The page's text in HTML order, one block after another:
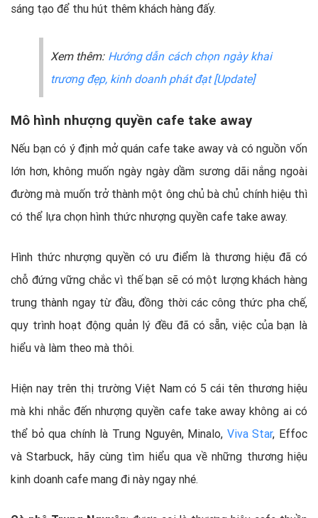
sáng tạo để thu hút thêm khách hàng đấy.
Xem thêm: Hướng dẫn cách chọn ngày khai
trương đẹp, kinh doanh phát đạt [Update]
Mô hình nhượng quyền cafe take away
Nếu bạn có ý định mở quán cafe take away và có nguồn vốn
lớn hơn, không muốn ngày ngày dầm sương dãi nắng ngoài
đường mà muốn trở thành một ông chủ bà chủ chính hiệu thì
có thể lựa chọn hình thức nhượng quyền cafe take away.
Hình thức nhượng quyền có ưu điểm là thương hiệu đã có
chỗ đứng vững chắc vì thế bạn sẽ có một lượng khách hàng
trung thành ngay từ đầu, đồng thời các công thức pha chế,
quy trình hoạt động quản lý đều đã có sẵn, việc của bạn là
hiểu và làm theo mà thôi.
Hiện nay trên thị trường Việt Nam có 5 cái tên thương hiệu
mà khi nhắc đến nhượng quyền cafe take away không ai có
thể bỏ qua chính là Trung Nguyên, Minalo, Viva Star, Effoc
và Starbuck, hãy cùng tìm hiểu qua về những thương hiệu
kinh doanh cafe mang đi này ngay nhé.